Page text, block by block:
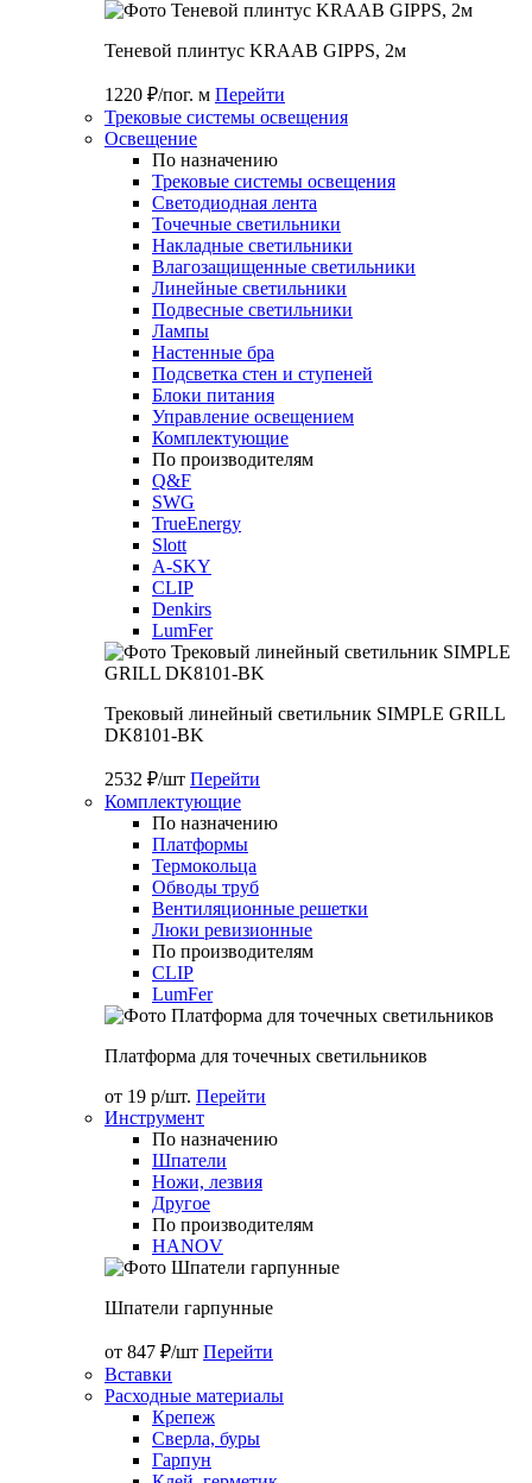
Теневой плинтус KRAAB GIPPS, 2м
1220 ₽/пог. м Перейти
Трековые системы освещения
Освещение
По назначению
Трековые системы освещения
Светодиодная лента
Точечные светильники
Накладные светильники
Влагозащищенные светильники
Линейные светильники
Подвесные светильники
Лампы
Настенные бра
Подсветка стен и ступеней
Блоки питания
Управление освещением
Комплектующие
По производителям
Q&F
SWG
TrueEnergy
Slott
A-SKY
CLIP
Denkirs
LumFer
Трековый линейный светильник SIMPLE GRILL
DK8101-BK
2532 ₽/шт Перейти
Комплектующие
По назначению
Платформы
Термокольца
Обводы труб
Вентиляционные решетки
Люки ревизионные
По производителям
CLIP
LumFer
Платформа для точечных светильников
от 19 р/шт. Перейти
Инструмент
По назначению
Шпатели
Ножи, лезвия
Другое
По производителям
HANOV
Шпатели гарпунные
от 847 ₽/шт Перейти
Вставки
Расходные материалы
Крепеж
Сверла, буры
Гарпун